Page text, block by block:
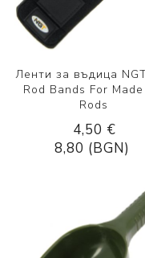
Ленти за въдица
Rod Bands For
Rods
4,50 €
8,80 (BGN)